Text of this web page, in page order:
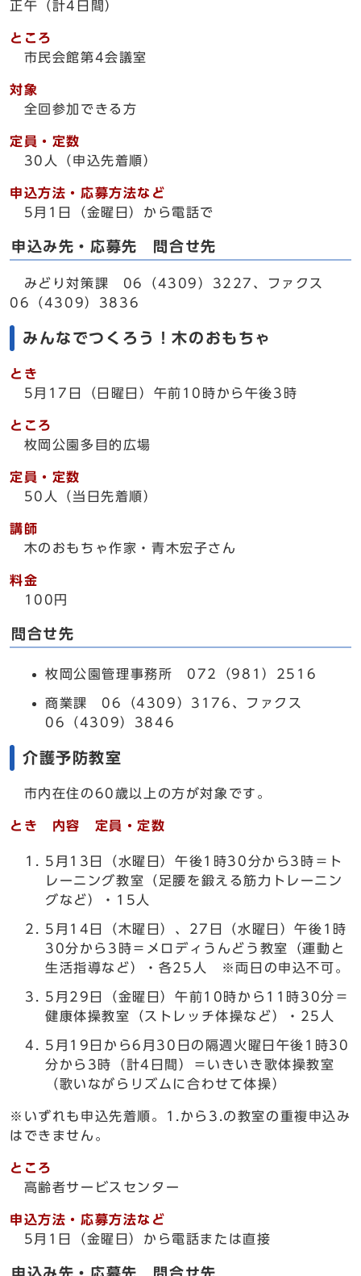
正午（計4日間）
ところ
市民会館第4会議室
対象
全回参加できる方
定員・定数
30人（申込先着順）
申込方法・応募方法など
5月1日（金曜日）から電話で
申込み先・応募先 問合せ先
みどり対策課 06（4309）3227、ファクス
06（4309）3836
みんなでつくろう！木のおもちゃ
とき
5月17日（日曜日）午前10時から午後3時
ところ
枚岡公園多目的広場
定員・定数
50人（当日先着順）
講師
木のおもちゃ作家・青木宏子さん
料金
100円
問合せ先
枚岡公園管理事務所 072（981）2516
商業課 06（4309）3176、ファクス
06（4309）3846
介護予防教室
市内在住の60歳以上の方が対象です。
とき 内容 定員・定数
5月13日（水曜日）午後1時30分から3時＝ト
レーニング教室（足腰を鍛える筋力トレーニン
グなど）・15人
5月14日（木曜日）、27日（水曜日）午後1時
30分から3時＝メロディうんどう教室（運動と
生活指導など）・各25人 ※両日の申込不可。
5月29日（金曜日）午前10時から11時30分＝
健康体操教室（ストレッチ体操など）・25人
5月19日から6月30日の隔週火曜日午後1時30
分から3時（計4日間）＝いきいき歌体操教室
（歌いながらリズムに合わせて体操）
※いずれも申込先着順。1.から3.の教室の重複申込み
はできません。
ところ
高齢者サービスセンター
申込方法・応募方法など
5月1日（金曜日）から電話または直接
申込み先・応募先 問合せ先